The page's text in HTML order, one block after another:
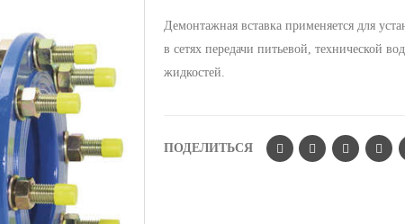
Демонтажная вставка применяется для
в сетях передачи питьевой, технической
жидкостей.
ПОДЕЛИТЬСЯ